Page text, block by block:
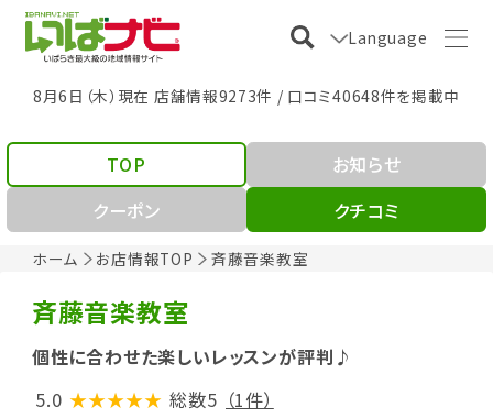
Language
8月6日（木）現在 店舗情報9273件 / 口コミ40648件を掲載中
ホーム お店情報TOP 斉藤音楽教室
TOP
お知らせ
クーポン
クチコミ
斉藤音楽教室
個性に合わせた楽しいレッスンが評判♪
5.0 ★★★★★ 総数5 （1件）